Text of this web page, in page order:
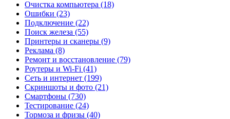
Очистка компьютера (18)
Ошибки (23)
Подключение (22)
Поиск железа (55)
Принтеры и сканеры (9)
Реклама (8)
Ремонт и восстановление (79)
Роутеры и Wi-Fi (41)
Сеть и интернет (199)
Скриншоты и фото (21)
Смартфоны (730)
Тестирование (24)
Тормоза и фризы (40)